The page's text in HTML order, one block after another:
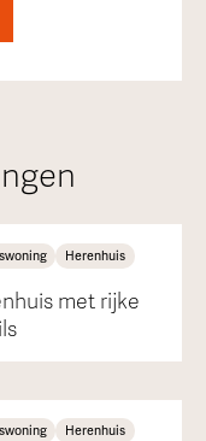
Herenhuis
met rijke
Herenhuis